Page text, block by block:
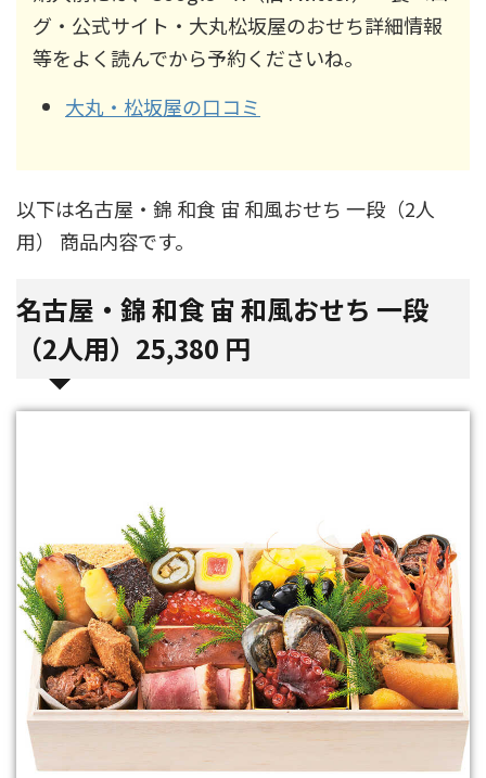
グ・公式サイト・大丸松坂屋のおせち詳細情報
等をよく読んでから予約くださいね。
大丸・松坂屋の口コミ
以下は名古屋・錦 和食 宙 和風おせち 一段（2人
用） 商品内容です。
名古屋・錦 和食 宙 和風おせち 一段
（2人用）25,380 円